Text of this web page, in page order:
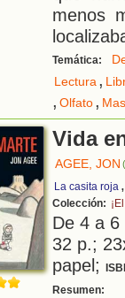
menos
Temática:
Lectura,
, Olfato,
Vida
AGEE, JON
La casita roja
Colección:
De 4 a
32 p.;
papel;
Resumen: